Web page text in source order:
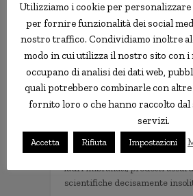
Le news più
notizie.delmondo.info è il blog
vi racconta le notizie più
curiose e divertenti: fatti
ladri imbranati, prodotti
scientifiche decisamente
Utilizziamo i cookie per
per fornire funzionalità dei social
nostro traffico. Condividiamo inoltre
modo in cui utilizza il nostro sito con
occupano di analisi dei dati web,
quali potrebbero combinarle con
fornito loro o che hanno raccolto dal
servizi.
Accetta Rifiuta Impostazioni